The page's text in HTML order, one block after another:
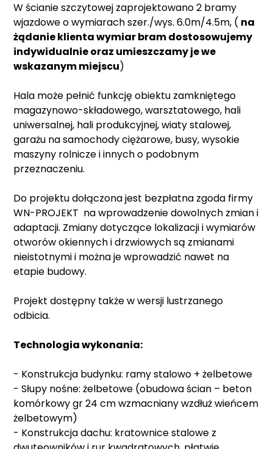
W ścianie szczytowej zaprojektowano 2 bramy
wjazdowe o wymiarach szer./wys. 6.0m/4.5m, ( na
żądanie klienta wymiar bram dostosowujemy
indywidualnie oraz umieszczamy je we
wskazanym miejscu)
Hala może pełnić funkcję obiektu zamkniętego
magazynowo-składowego, warsztatowego, hali
uniwersalnej, hali produkcyjnej, wiaty stalowej,
garażu na samochody ciężarowe, busy, wysokie
maszyny rolnicze i innych o podobnym
przeznaczeniu.
Do projektu dołączona jest bezpłatna zgoda firmy
WN-PROJEKT na wprowadzenie dowolnych zmian i
adaptacji. Zmiany dotyczące lokalizacji i wymiarów
otworów okiennych i drzwiowych są zmianami
nieistotnymi i można je wprowadzić nawet na
etapie budowy.
Projekt dostępny także w wersji lustrzanego
odbicia.
Technologia wykonania:
- Konstrukcja budynku: ramy stalowo + żelbetowe
- Słupy nośne: żelbetowe (obudowa ścian – beton
komórkowy gr 24 cm wzmacniany wzdłuż wieńcem
żelbetowym)
- Konstrukcja dachu: kratownice stalowe z